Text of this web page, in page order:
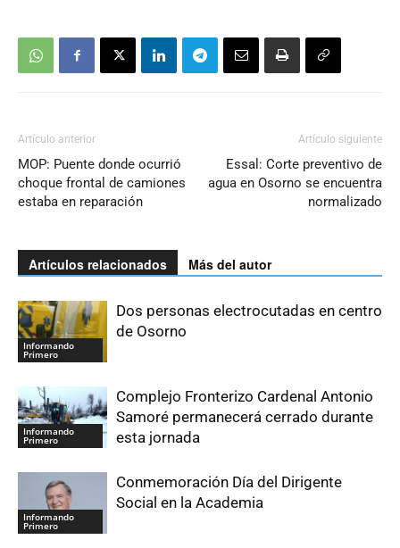
Artículo anterior
MOP: Puente donde ocurrió
choque frontal de camiones
estaba en reparación
Artículo siguiente
Essal: Corte preventivo de
agua en Osorno se encuentra
normalizado
Artículos relacionados Más del autor
Informando
Primero
Dos personas electrocutadas en centro
de Osorno
Informando
Primero
Complejo Fronterizo Cardenal Antonio
Samoré permanecerá cerrado durante
esta jornada
Informando
Primero
Conmemoración Día del Dirigente
Social en la Academia